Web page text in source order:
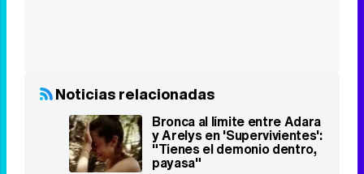
Noticias relacionadas
Bronca al límite entre Adara
y Arelys en 'Supervivientes':
"Tienes el demonio dentro,
payasa"